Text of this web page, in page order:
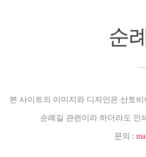
순
본 사이트의 이미지와 디자인은 산토
순례길 관련이라 하더라도 인
문의 :